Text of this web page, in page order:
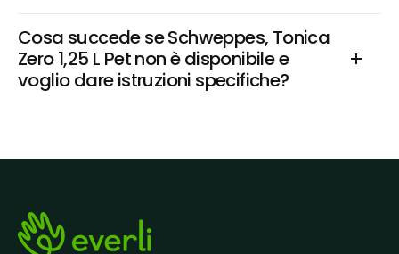
Cosa succede se Schweppes, Tonica
Zero 1,25 L Pet non è disponibile e
voglio dare istruzioni specifiche?